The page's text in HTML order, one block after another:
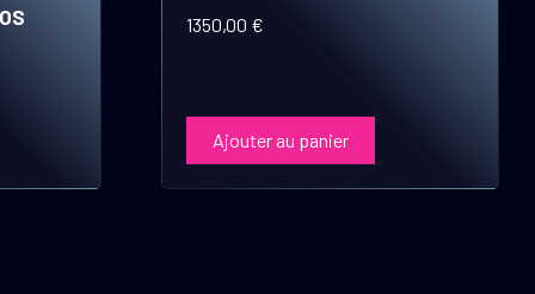
1350,00 €
Ajouter au panier